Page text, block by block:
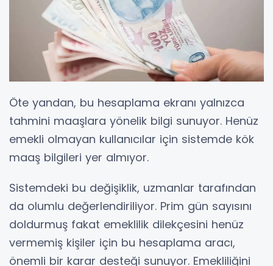
Öte yandan, bu hesaplama ekranı yalnızca
tahmini maaşlara yönelik bilgi sunuyor. Henüz
emekli olmayan kullanıcılar için sistemde kök
maaş bilgileri yer almıyor.
Sistemdeki bu değişiklik, uzmanlar tarafından
da olumlu değerlendiriliyor. Prim gün sayısını
doldurmuş fakat emeklilik dilekçesini henüz
vermemiş kişiler için bu hesaplama aracı,
önemli bir karar desteği sunuyor. Emekliliğini